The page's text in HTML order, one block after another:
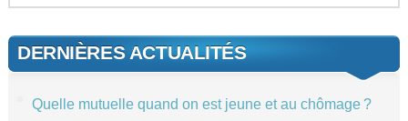
DERNIÈRES ACTUALITÉS
Quelle mutuelle quand on est jeune et au chômage ?